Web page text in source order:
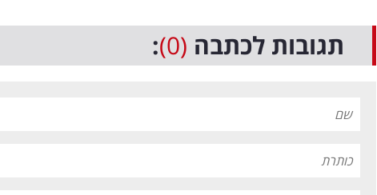
תגובות לכתבה (0)
: